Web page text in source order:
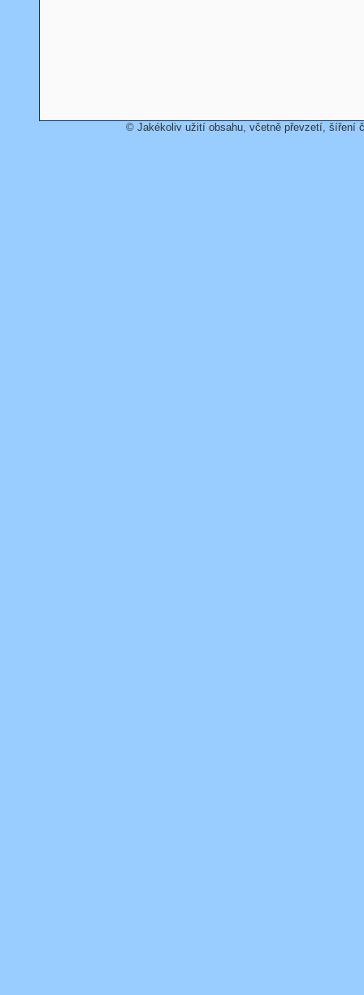
© Jakékoliv užití obsahu, včetně převzetí, šíření